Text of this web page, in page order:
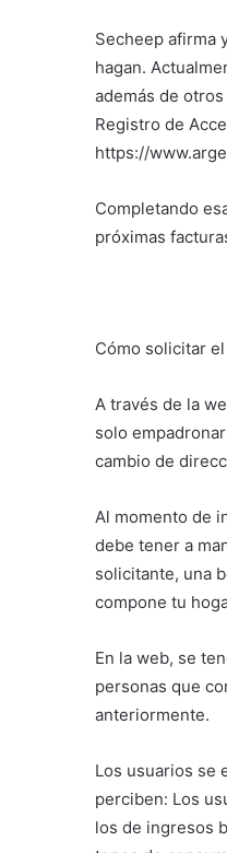
Secheep afirma
hagan.
además de
Registro de
https://
Completando
próximas
Cómo solicitar
A través de la
solo
cambio de
Al momento de
debe tener a
solicitante, una
compone tu
En la web, se
personas que
anteriormente.
Los usuarios se
perciben: Los
los de ingresos